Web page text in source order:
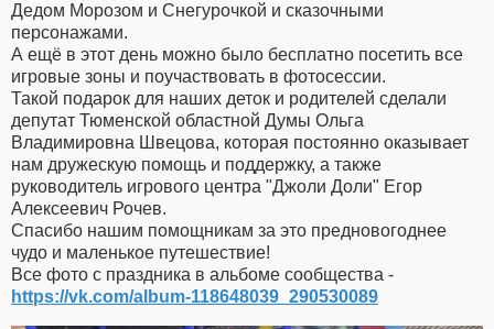
Дедом Морозом и Снегурочкой и сказочными
персонажами.
А ещё в этот день можно было бесплатно посетить все
игровые зоны и поучаствовать в фотосессии.
Такой подарок для наших деток и родителей сделали
депутат Тюменской областной Думы Ольга
Владимировна Швецова, которая постоянно оказывает
нам дружескую помощь и поддержку, а также
руководитель игрового центра "Джоли Доли" Егор
Алексеевич Рочев.
Спасибо нашим помощникам за это предновогоднее
чудо и маленькое путешествие!
Все фото с праздника в альбоме сообщества -
https://vk.com/album-118648039_290530089